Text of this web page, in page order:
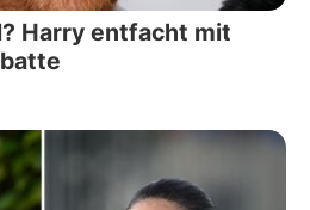
Harry entfacht mit